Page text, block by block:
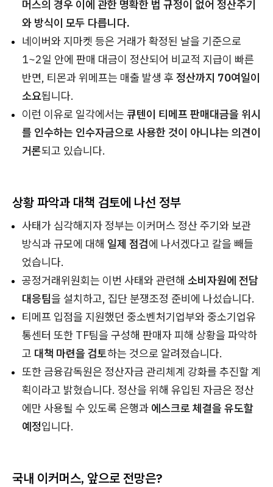
머스의 경우 이에 관한 명확한 법 규정이 없어 정산주기
와 방식이 모두 다릅니다.
네이버와 지마켓 등은 거래가 확정된 날을 기준으로
1~2일 안에 판매 대금이 정산되어 비교적 지급이 빠른
반면, 티몬과 위메프는 매출 발생 후 정산까지 70여일이
소요됩니다.
이런 이유로 일각에서는 큐텐이 티메프 판매대금을 위시
를 인수하는 인수자금으로 사용한 것이 아니냐는 의견이
거론되고 있습니다.
상황 파악과 대책 검토에 나선 정부
사태가 심각해지자 정부는 이커머스 정산 주기와 보관
방식과 규모에 대해 일제 점검에 나서겠다고 칼을 빼들
었습니다.
공정거래위원회는 이번 사태와 관련해 소비자원에 전담
대응팀을 설치하고, 집단 분쟁조정 준비에 나섰습니다.
티메프 입점을 지원했던 중소벤처기업부와 중소기업유
통센터 또한 TF팀을 구성해 판매자 피해 상황을 파악하
고 대책 마련을 검토하는 것으로 알려졌습니다.
또한 금융감독원은 정산자금 관리체계 강화를 추진할 계
획이라고 밝혔습니다. 정산을 위해 유입된 자금은 정산
에만 사용될 수 있도록 은행과 에스크로 체결을 유도할
예정입니다.
국내 이커머스, 앞으로 전망은?